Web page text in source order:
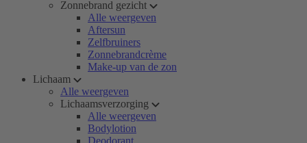
Zonnebrand gezicht
Alle weergeven
Aftersun
Zelfbruiners
Zonnebrandcrème
Make-up van de zon
Lichaam
Alle weergeven
Lichaamsverzorging
Alle weergeven
Bodylotion
Deodorant